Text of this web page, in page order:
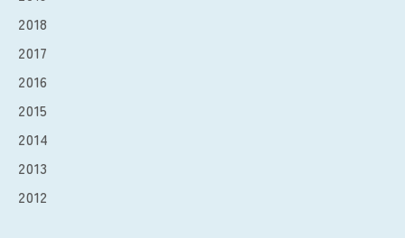
2018
2017
2016
2015
2014
2013
2012